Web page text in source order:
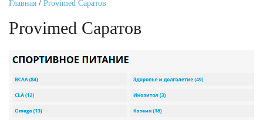
Главная / Provimed Саратов
Provimed Саратов